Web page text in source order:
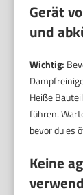
Gerät
und
Wichtig:
Heiße
führen.
bevor du es
Keine